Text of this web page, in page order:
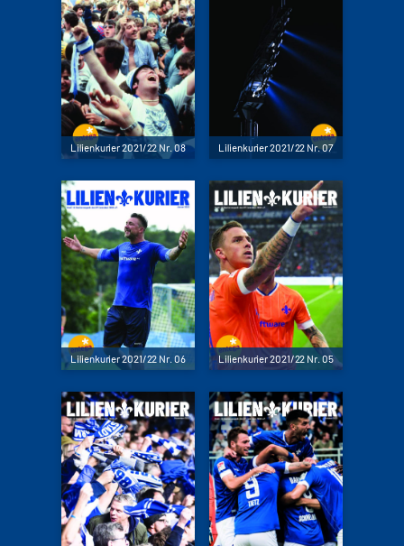
Lilienkurier 2021/22 Nr. 08 Lilienkurier 2021/22 Nr. 07
Lilienkurier 2021/22 Nr. 06 Lilienkurier 2021/22 Nr. 05